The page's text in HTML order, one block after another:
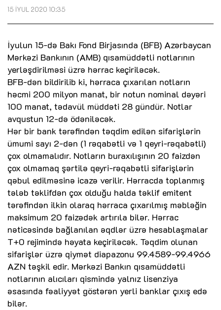
15 İYUL 2020 10:35
İyulun 15-də Bakı Fond Birjasında (BFB) Azərbaycan
Mərkəzi Bankının (AMB) qısamüddətli notlarının
yerləşdirilməsi üzrə hərrac keçiriləcək.
BFB-dən bildirilib ki, hərraca çıxarılan notların
həcmi 200 milyon manat, bir notun nominal dəyəri
100 manat, tədavül müddəti 28 gündür. Notlar
avqustun 12-də ödəniləcək.
Hər bir bank tərəfindən təqdim edilən sifarişlərin
ümumi sayı 2-dən (1 rəqabətli və 1 qeyri-rəqabətli)
çox olmamalıdır. Notların buraxılışının 20 faizdən
çox olmamaq şərtilə qeyri-rəqabətli sifarişlərin
qəbul edilməsinə icazə verilir. Hərracda toplanmış
tələb təklifdən çox olduğu halda təklif emitent
tərəfindən ilkin olaraq hərraca çıxarılmış məbləğin
maksimum 20 faizədək artırıla bilər. Hərrac
nəticəsində bağlanılan əqdlər üzrə hesablaşmalar
T+0 rejimində həyata keçiriləcək. Təqdim olunan
sifarişlər üzrə qiymət diapazonu 99.4589-99.4966
AZN təşkil edir. Mərkəzi Bankın qısamüddətli
notlarının alıcıları qismində yalnız lisenziya
əsasında fəaliyyət göstərən yerli banklar çıxış edə
bilər.